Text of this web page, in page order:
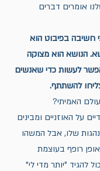
אומרים דברים
חשיבה בפיבוט הוא
הנושא הוא מצוקה
לעשות כדי שאנשים
להשתתף.
האמיתי?
על האוזניים ומבינים
שלו, אבל המשהו
רופף בעוצמת
להגיד "יותר מדי לי"